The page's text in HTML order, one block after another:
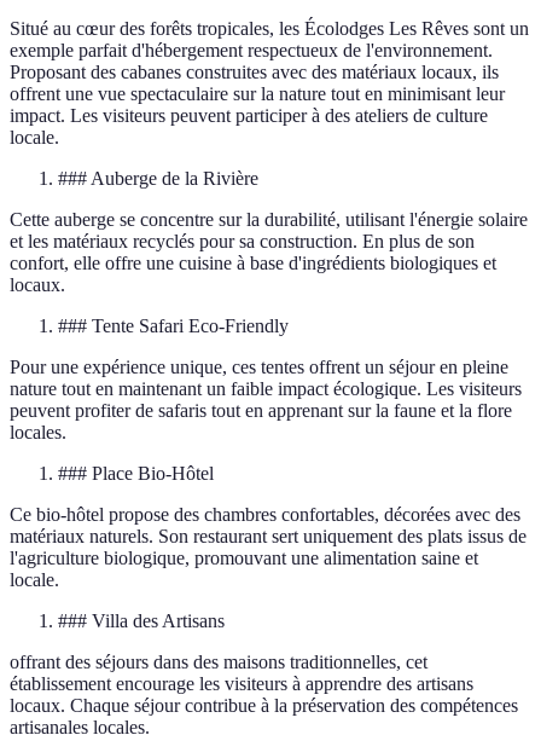
Situé au cœur des forêts tropicales, les Écolodges Les Rêves sont un
exemple parfait d'hébergement respectueux de l'environnement.
Proposant des cabanes construites avec des matériaux locaux, ils
offrent une vue spectaculaire sur la nature tout en minimisant leur
impact. Les visiteurs peuvent participer à des ateliers de culture
locale.
### Auberge de la Rivière
Cette auberge se concentre sur la durabilité, utilisant l'énergie solaire
et les matériaux recyclés pour sa construction. En plus de son
confort, elle offre une cuisine à base d'ingrédients biologiques et
locaux.
### Tente Safari Eco-Friendly
Pour une expérience unique, ces tentes offrent un séjour en pleine
nature tout en maintenant un faible impact écologique. Les visiteurs
peuvent profiter de safaris tout en apprenant sur la faune et la flore
locales.
### Place Bio-Hôtel
Ce bio-hôtel propose des chambres confortables, décorées avec des
matériaux naturels. Son restaurant sert uniquement des plats issus de
l'agriculture biologique, promouvant une alimentation saine et
locale.
### Villa des Artisans
offrant des séjours dans des maisons traditionnelles, cet
établissement encourage les visiteurs à apprendre des artisans
locaux. Chaque séjour contribue à la préservation des compétences
artisanales locales.